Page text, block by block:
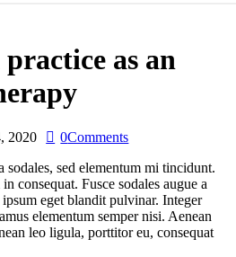
as an
2020 0Comments
sodales, sed elementum mi tincidunt.
consequat. Fusce sodales augue a
eget blandit pulvinar. Integer
elementum semper nisi. Aenean
leo ligula, porttitor eu, consequat